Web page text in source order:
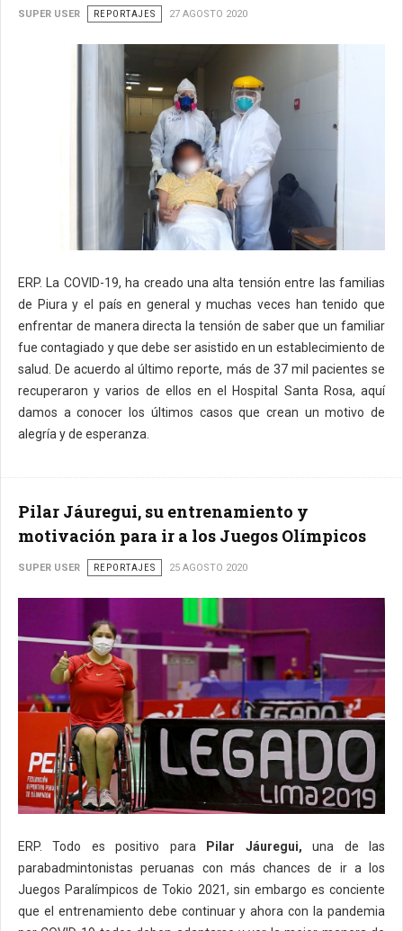
SUPER USER REPORTAJES 27 AGOSTO 2020
ERP. La COVID-19, ha creado una alta tensión entre las familias
de Piura y el país en general y muchas veces han tenido que
enfrentar de manera directa la tensión de saber que un familiar
fue contagiado y que debe ser asistido en un establecimiento de
salud. De acuerdo al último reporte, más de 37 mil pacientes se
recuperaron y varios de ellos en el Hospital Santa Rosa, aquí
damos a conocer los últimos casos que crean un motivo de
alegría y de esperanza.
Pilar Jáuregui, su entrenamiento y
motivación para ir a los Juegos Olímpicos
SUPER USER REPORTAJES 25 AGOSTO 2020
ERP. Todo es positivo para Pilar Jáuregui, una de las
parabadmintonistas peruanas con más chances de ir a los
Juegos Paralímpicos de Tokio 2021, sin embargo es conciente
que el entrenamiento debe continuar y ahora con la pandemia